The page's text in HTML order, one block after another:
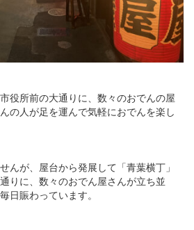
役所前の大通りに、数々のおでんの屋
の人が足を運んで気軽におでんを楽し
んが、屋台から発展して「青葉横丁」
りに、数々のおでん屋さんが立ち並
日賑わっています。